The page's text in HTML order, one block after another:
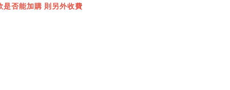
是否能加購 則另外收費